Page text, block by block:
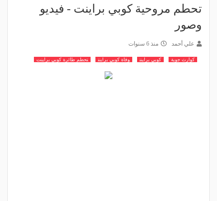
تحطم مروحية كوبي براينت - فيديو
وصور
علي أحمد منذ 6 سنوات
كوارث جوية كوبي براينت وفاة كوبي براينت تحطم طائرة كوبي براينت